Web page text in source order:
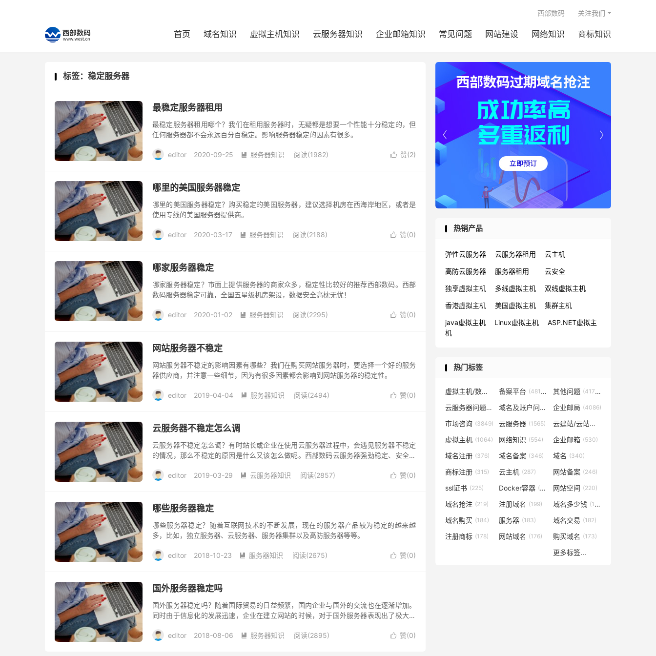
首页 域名知识 虚拟主机知识 云服务器知识 企业邮箱知识 常见问题 网站建设 网络知识 商标知识
西部数码 关注我们
标签：稳定服务器
最稳定服务器租用
最稳定服务器租用哪个？我们在租用服务器时，无疑都是想要一个性能十分稳定的，但
任何服务器都不会永远百分百稳定。影响服务器稳定的因素有很多。
editor 2020-09-25  服务器知识 阅读(1982)  赞(2)
哪里的美国服务器稳定
哪里的美国服务器稳定？购买稳定的美国服务器，建议选择机房在西海岸地区，或者是
使用专线的美国服务器提供商。
editor 2020-03-17  服务器知识 阅读(2188)  赞(0)
哪家服务器稳定
哪家服务器稳定？市面上提供服务器的商家众多，稳定性比较好的推荐西部数码。西部
数码服务器稳定可靠，全国五星级机房架设，数据安全高枕无忧！
editor 2020-01-02  服务器知识 阅读(2295)  赞(0)
网站服务器不稳定
网站服务器不稳定的影响因素有哪些？我们在购买网站服务器时，要选择一个好的服务
器供应商，并注意一些细节，因为有很多因素都会影响到网站服务器的稳定性。
editor 2019-04-04  服务器知识 阅读(2494)  赞(0)
云服务器不稳定怎么调
云服务器不稳定怎么调？有时站长或企业在使用云服务器过程中，会遇见服务器不稳定
的情况，那么不稳定的原因是什么又该怎么做呢。西部数码云服务器强劲稳定、安全可
editor
2019-03-29  云服务器知识 阅读(2857)  赞(0)
哪些服务器稳定
哪些服务器稳定？随着互联网技术的不断发展，现在的服务器产品较为稳定的越来越
多，比如，独立服务器、云服务器、服务器集群以及高防服务器等等。
editor 2018-10-23  服务器知识 阅读(2675)  赞(0)
国外服务器稳定吗
国外服务器稳定吗？随着国际贸易的日益频繁，国内企业与国外的交流也在逐渐增加。
同时由于信息化的发展迅速，企业在建立网站的时候，对于国外服务器表现出了极大的
editor
2018-08-06  服务器知识 阅读(2895)  赞(0)


热销产品
弹性云服务器 云服务器租用 云主机
高防云服务器 服务器租用 云安全
独享虚拟主机 多线虚拟主机 双线虚拟主机
香港虚拟主机 美国虚拟主机 集群主机
java虚拟主机 Linux虚拟主机
ASP.NET虚拟主
机
热门标签
虚拟主机/数据库问题 (57819)
备案平台 (48153) 其他问题 (41702)
云服务器问题(38267) 域名及账户问题 (29026)
企业邮局 (4086)
市场咨询 (3849) 云服务器 (1565) 云建站/云站群/小程序
虚拟主机 (1064) 网络知识 (554) 企业邮箱 (530)
域名注册 (376) 域名备案 (346) 域名 (340)
商标注册 (315) 云主机 (287) 网站备案 (246)
ssl证书 (225) Docker容器 (221) 网站空间 (220)
域名抢注 (219) 注册域名 (199) 域名多少钱 (196)
域名购买 (184) 服务器 (183) 域名交易 (182)
注册商标 (178) 网站域名 (176) 购买域名 (173)
更多标签...